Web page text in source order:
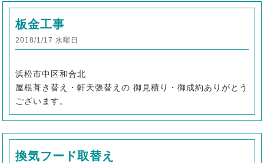
板金工事
2018/1/17 水曜日
浜松市中区和合北
屋根葺き替え・軒天張替えの 御見積り・御成約ありがとう
ございます。
換気フード取替え